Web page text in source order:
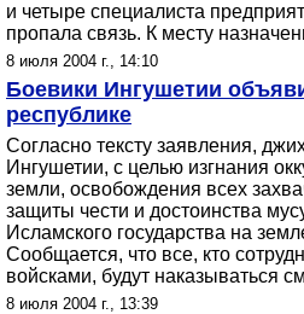
и четыре специалиста
пропала связь. К месту
8 июля 2004 г., 14:10
Боевики Ингушетии
республике
Согласно тексту заявления,
Ингушетии, с целью изгнания
земли, освобождения всех
защиты чести и достоинства
Исламского государства на
Сообщается, что все, кто
войсками, будут наказываться
8 июля 2004 г., 13:39